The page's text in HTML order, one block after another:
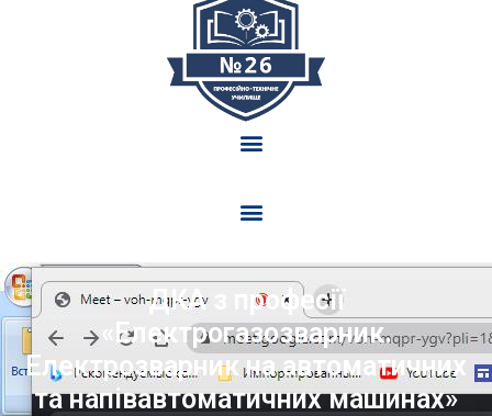
ДКА з професії
«Електрогазозварник.
Електрозварник на автоматичних
та напівавтоматичних машинах»